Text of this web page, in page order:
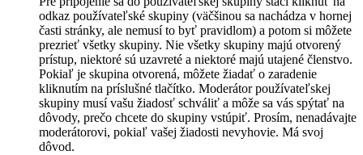
odkaz používateľské skupiny (väčšinou sa nachádza v hornej
časti stránky, ale nemusí to byť pravidlom) a potom si môžete
prezrieť všetky skupiny. Nie všetky skupiny majú otvorený
prístup, niektoré sú uzavreté a niektoré majú utajené členstvo.
Pokiaľ je skupina otvorená, môžete žiadať o zaradenie
kliknutím na príslušné tlačítko. Moderátor používateľskej
skupiny musí vašu žiadosť schváliť a môže sa vás spýtať na
dôvody, prečo chcete do skupiny vstúpiť. Prosím, nenadávajte
moderátorovi, pokiaľ vašej žiadosti nevyhovie. Má svoj
dôvod.